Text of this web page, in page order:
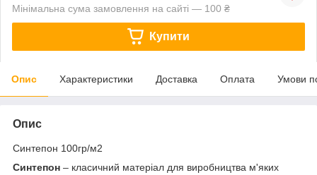
Мінімальна сума замовлення на сайті — 100 ₴
Купити
Опис Характеристики Доставка Оплата Умови
Опис
Синтепон 100гр/м2
Синтепон – класичний матеріал для виробництва м'яких